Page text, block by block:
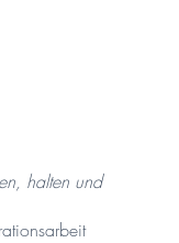
halten und